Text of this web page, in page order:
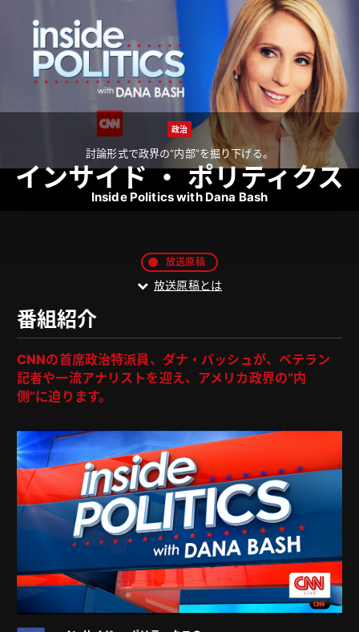
政治
討論形式で政界の“内部”を掘り下げる。
インサイド ・ ポリティクス
Inside Politics with Dana Bash
放送原稿
放送原稿とは
番組紹介
CNNの首席政治特派員、ダナ・バッシュが、ベテラン
記者や一流アナリストを迎え、アメリカ政界の”内
側”に迫ります。